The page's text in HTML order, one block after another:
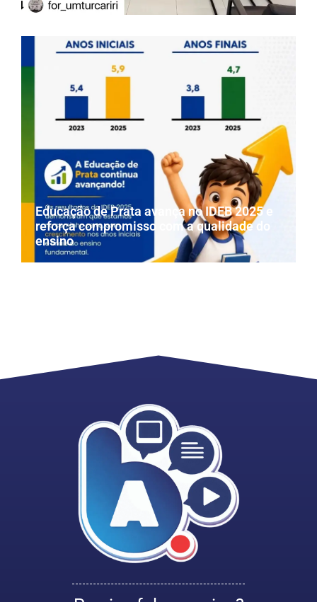
Educação de Prata avança no IDEB 2025 e
reforça compromisso com a qualidade do
ensino